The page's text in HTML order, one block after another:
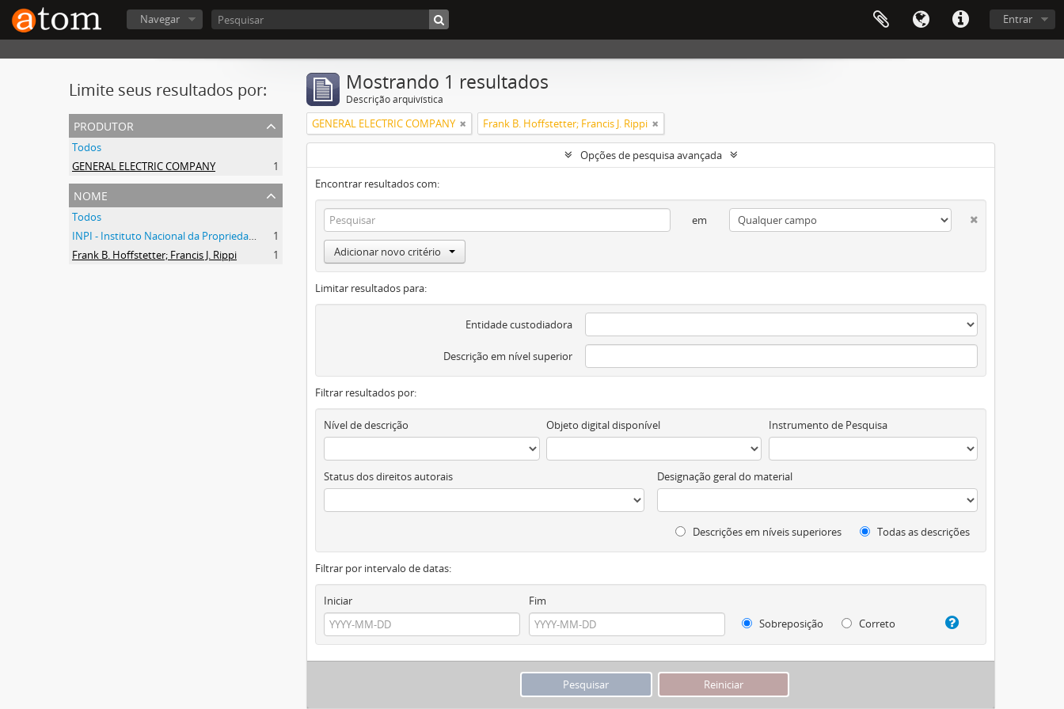
Entrar
Navegar
Limite seus resultados por:
produtor
Todos
GENERAL ELECTRIC COMPANY
1
nome
Todos
INPI - Instituto Nacional da Propriedade Industrial
1
Frank B. Hoffstetter; Francis J. Rippi
1
Mostrando 1 resultados
Descrição arquivística
GENERAL ELECTRIC COMPANY Frank B. Hoffstetter; Francis J. Rippi
Opções de pesquisa avançada
Encontrar resultados com:
em
Adicionar novo critério
Limitar resultados para:
Entidade custodiadora
Descrição em nível superior
Filtrar resultados por:
Nível de descrição Objeto digital disponível Instrumento de Pesquisa
Status dos direitos autorais Designação geral do material
Descrições em níveis superiores Todas as descrições
Filtrar por intervalo de datas:
Iniciar
Fim
Sobreposição
Correto